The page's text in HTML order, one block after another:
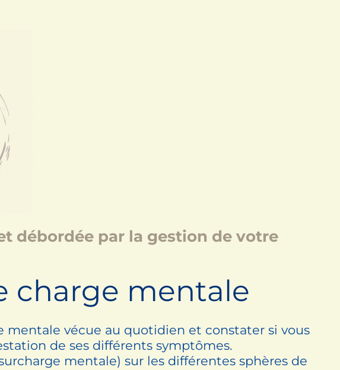
débordée par la gestion de votre
charge mentale
mentale vécue au quotidien et constater si vous
de ses différents symptômes.
mentale) sur les différentes sphères de